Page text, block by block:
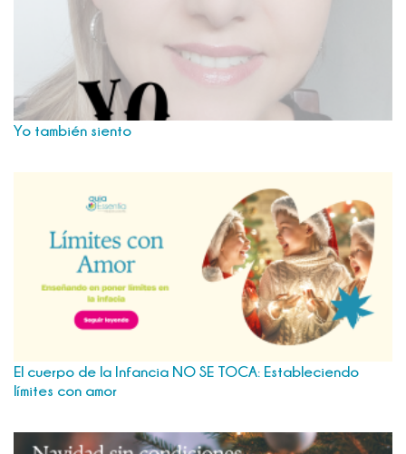
Yo también siento
El cuerpo de la Infancia NO SE TOCA: Estableciendo
límites con amor